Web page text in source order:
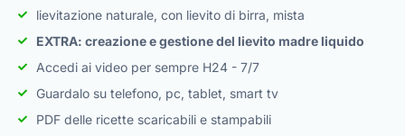
lievitazione naturale, con lievito di birra, mista
EXTRA: creazione e gestione del lievito madre liquido
Accedi ai video per sempre H24 - 7/7
Guardalo su telefono, pc, tablet, smart tv
PDF delle ricette scaricabili e stampabili